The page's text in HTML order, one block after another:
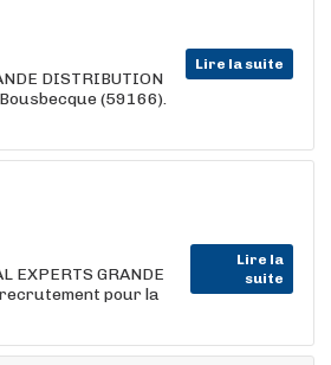
Lire la suite
DISTRIBUTION
(59166).
Lire la
suite
EXPERTS GRANDE
recrutement pour la